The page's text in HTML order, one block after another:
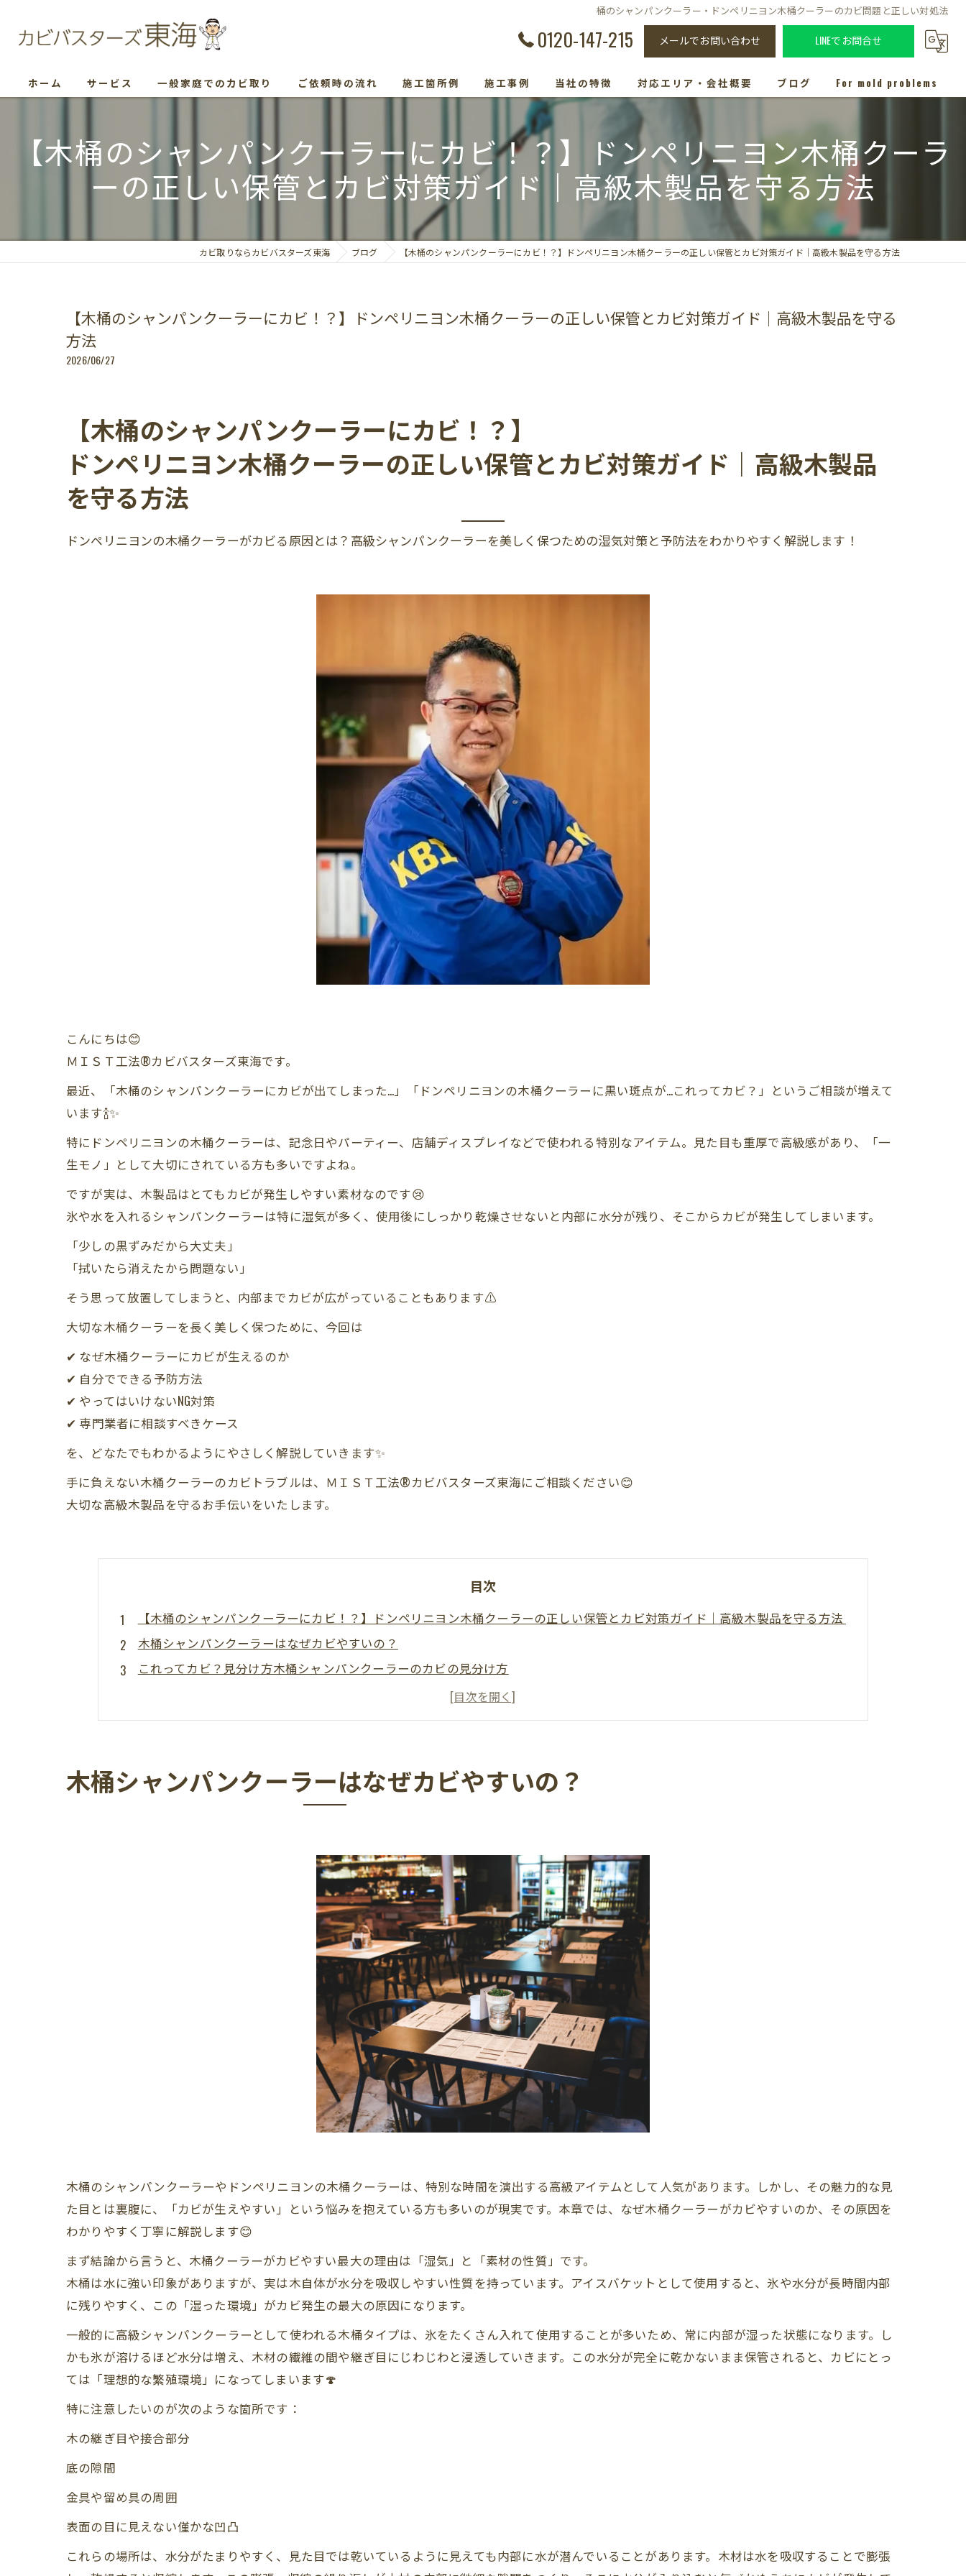
桶のシャンパンクーラー・ドンペリニヨン木桶クーラーのカビ問題と正しい対処法
0120-147-215 メールでお問い合わせ LINEでお問合せ
ホーム サービス 一般家庭でのカビ取り ご依頼時の流れ 施工箇所例 施工事例 当社の特徴
防カビ
カビ取り専門
カビ検査
対応エリア・会社概要 ブログ For mold problems
【木桶のシャンパンクーラーにカビ！？】ドンペリニヨン木桶クーラ
ーの正しい保管とカビ対策ガイド｜高級木製品を守る方法
カビ取りならカビバスターズ東海 ブログ 【木桶のシャンパンクーラーにカビ！？】ドンペリニヨン木桶クーラーの正しい保管とカビ対策ガイド｜高級木製品を守る方法
【木桶のシャンパンクーラーにカビ！？】ドンペリニヨン木桶クーラーの正しい保管とカビ対策ガイド｜高級木製品を守る
方法
2026/06/27
【木桶のシャンパンクーラーにカビ！？】
ドンペリニヨン木桶クーラーの正しい保管とカビ対策ガイド｜高級木製品
を守る方法
ドンペリニヨンの木桶クーラーがカビる原因とは？高級シャンパンクーラーを美しく保つための湿気対策と予防法をわかりやすく解説します！
こんにちは😊
ＭＩＳＴ工法®カビバスターズ東海です。
最近、「木桶のシャンパンクーラーにカビが出てしまった…」「ドンペリニヨンの木桶クーラーに黒い斑点が…これってカビ？」というご相談が増えて
います🍾✨
特にドンペリニヨンの木桶クーラーは、記念日やパーティー、店舗ディスプレイなどで使われる特別なアイテム。見た目も重厚で高級感があり、「一
生モノ」として大切にされている方も多いですよね。
ですが実は、木製品はとてもカビが発生しやすい素材なのです😢
氷や水を入れるシャンパンクーラーは特に湿気が多く、使用後にしっかり乾燥させないと内部に水分が残り、そこからカビが発生してしまいます。
「少しの黒ずみだから大丈夫」
「拭いたら消えたから問題ない」
そう思って放置してしまうと、内部までカビが広がっていることもあります⚠️
大切な木桶クーラーを長く美しく保つために、今回は
✔ なぜ木桶クーラーにカビが生えるのか
✔ 自分でできる予防方法
✔ やってはいけないNG対策
✔ 専門業者に相談すべきケース
を、どなたでもわかるようにやさしく解説していきます✨
手に負えない木桶クーラーのカビトラブルは、ＭＩＳＴ工法®カビバスターズ東海にご相談ください😊
大切な高級木製品を守るお手伝いをいたします。
目次
【木桶のシャンパンクーラーにカビ！？】ドンペリニヨン木桶クーラーの正しい保管とカビ対策ガイド｜高級木製品を守る方法
木桶シャンパンクーラーはなぜカビやすいの？
これってカビ？見分け方木桶シャンパンクーラーのカビの見分け方
やってはいけない木桶シャンパンクーラーのカビ対策
まとめ｜木桶のシャンパンクーラー・ドンペリニヨン木桶クーラーのカビ対策は早めの判断が大切です
よくある質問Q&A
木桶シャンパンクーラーはなぜカビやすいの？
木桶のシャンパンクーラーやドンペリニヨンの木桶クーラーは、特別な時間を演出する高級アイテムとして人気があります。しかし、その魅力的な見
た目とは裏腹に、「カビが生えやすい」という悩みを抱えている方も多いのが現実です。本章では、なぜ木桶クーラーがカビやすいのか、その原因を
わかりやすく丁寧に解説します😊
まず結論から言うと、木桶クーラーがカビやすい最大の理由は「湿気」と「素材の性質」です。
木桶は水に強い印象がありますが、実は木自体が水分を吸収しやすい性質を持っています。アイスバケットとして使用すると、氷や水分が長時間内部
に残りやすく、この「湿った環境」がカビ発生の最大の原因になります。
一般的に高級シャンパンクーラーとして使われる木桶タイプは、氷をたくさん入れて使用することが多いため、常に内部が湿った状態になります。し
かも氷が溶けるほど水分は増え、木材の繊維の間や継ぎ目にじわじわと浸透していきます。この水分が完全に乾かないまま保管されると、カビにとっ
ては「理想的な繁殖環境」になってしまいます🍄
特に注意したいのが次のような箇所です：
木の継ぎ目や接合部分
底の隙間
金具や留め具の周囲
表面の目に見えない僅かな凹凸
これらの場所は、水分がたまりやすく、見た目では乾いているように見えても内部に水が潜んでいることがあります。木材は水を吸収することで膨張